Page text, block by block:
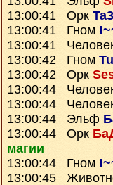
13:00:41 Орк
13:00:41 Гном
13:00:41
13:00:42 Гном
13:00:42 Орк
13:00:44
13:00:44
13:00:44 Эльф
13:00:44 Орк
магии
13:00:44 Гном
13:00:45